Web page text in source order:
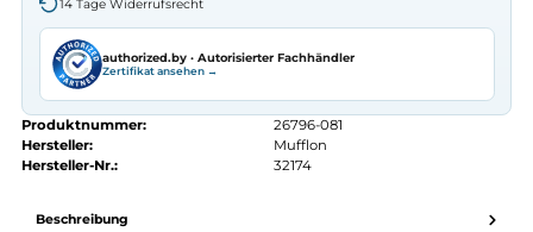
Autorisierter
Seit 2008 Fachgeschäft in Würzburg
Kostenlose telefonische Beratung
Kostenloser Versand ab 70 €
Kauf auf Rechnung
14 Tage Widerrufsrecht